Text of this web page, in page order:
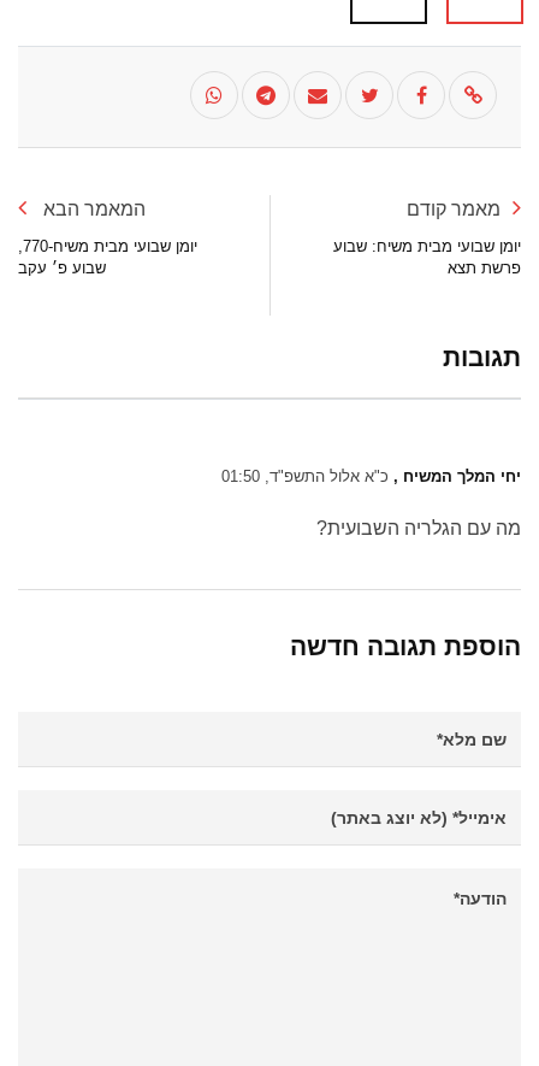
מאמר קודם
יומן שבועי מבית משיח: שבוע
פרשת תצא
המאמר הבא
יומן שבועי מבית משיח-770,
שבוע פ׳ עקב
תגובות
יחי המלך המשיח , כ"א אלול התשפ"ד, 01:50
מה עם הגלריה השבועית?
הוספת תגובה חדשה